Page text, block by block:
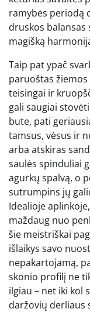
ramybės periodą
druskos
magišką
Taip pat ypač
paruoštas
teisingai ir
gali saugiai
bute, pati
tamsus, vėsus ir
arba atskiras
saulės spinduliai
agurkų spalvą, o
sutrumpins jų
Idealioje
maždaug nuo
šie meistriškai
išlaikys savo
nepakartojamą,
skonio profilį ne
ilgiau – net iki kol
daržovių derliaus